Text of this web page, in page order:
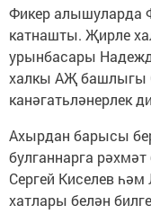
Фикер алышуларда
катнашты. Җирле
урынбасары
халкы АҖ башлыгы
канәгатьләнерлек
Ахырдан барысы
булганнарга
Сергей Киселев
хатлары белән